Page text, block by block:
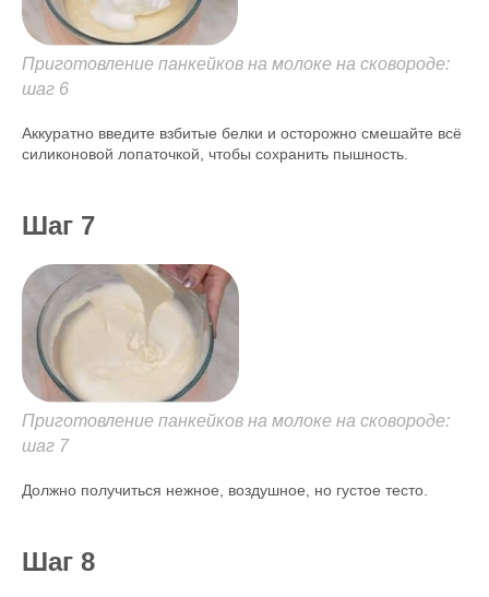
Приготовление панкейков на молоке на сковороде:
шаг 6
Аккуратно введите взбитые белки и осторожно смешайте всё
силиконовой лопаточкой, чтобы сохранить пышность.
Шаг 7
Приготовление панкейков на молоке на сковороде:
шаг 7
Должно получиться нежное, воздушное, но густое тесто.
Шаг 8